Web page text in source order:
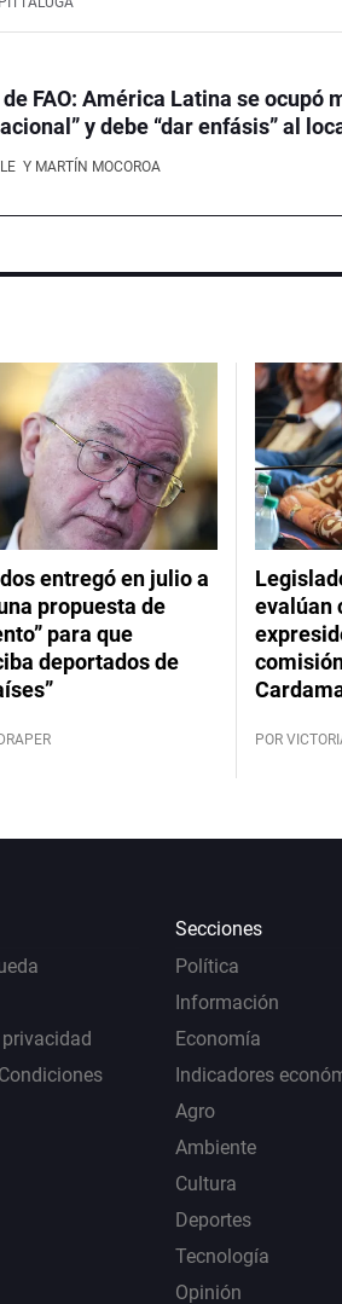
FAO: América Latina se ocupó
y debe “dar enfásis” al
Y MARTÍN MOCOROA
entregó en julio a
propuesta de
para que
deportados de
evalúan
POR
Secciones
Política
Información
Economía
Indicadores
Agro
Ambiente
Cultura
Deportes
Tecnología
Opinión